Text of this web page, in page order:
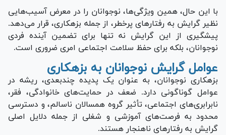
با این حال، همین ویژگی‌ها، نوجوانان را در معرض آسیب‌هایی
نظیر گرایش به رفتار‌های پرخطر، از جمله بزهکاری، قرار می‌دهد.
پیشگیری از این گرایش نه تنها برای تضمین آینده فردی
نوجوانان، بلکه برای حفظ سلامت اجتماعی امری ضروری است.
عوامل گرایش نوجوانان به بزهکاری
بزهکاری نوجوانان، به عنوان یک پدیده چندبعدی، ریشه در
عوامل گوناگونی دارد. ضعف در حمایت‌های خانوادگی، فقر،
نابرابری‌های اجتماعی، تأثیر گروه همسالان ناسالم، و دسترسی
محدود به فرصت‌های آموزشی و شغلی از جمله دلایل اصلی
گرایش به رفتار‌های ناهنجار هستند.